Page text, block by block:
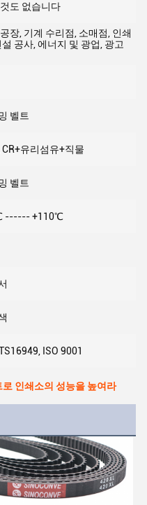
도 없습니다
장, 기계 수리점, 소매점, 인쇄
설 공사, 에너지 및 광업, 광고
벨트
CR+유리섬유+직물
벨트
------ +110℃
ISO 9001
인쇄소의 성능을 높여라